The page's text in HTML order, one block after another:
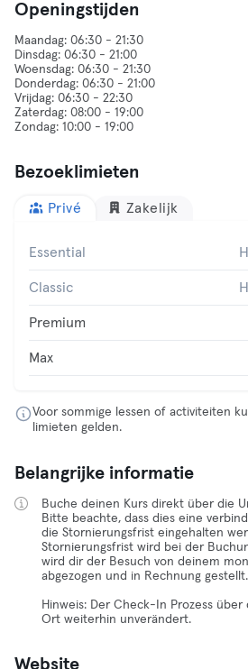
Openingstijden
Maandag: 06:30 - 21:30
Dinsdag: 06:30 - 21:00
Woensdag: 06:30 - 21:30
Donderdag: 06:30 - 21:00
Vrijdag: 06:30 - 22:30
Zaterdag: 08:00 - 19:00
Bezoeklimieten
Privé Zakelijk
Essential
Classic
Premium
Max
Voor sommige lessen of activiteiten
limieten gelden.
Belangrijke informatie
Buche deinen Kurs direkt über die
Bitte beachte, dass dies eine
die Stornierungsfrist eingehalten
Stornierungsfrist wird bei der
wird dir der Besuch von deinem
abgezogen und in Rechnung gestellt.
Hinweis: Der Check-In Prozess
Ort weiterhin unverändert.
Website